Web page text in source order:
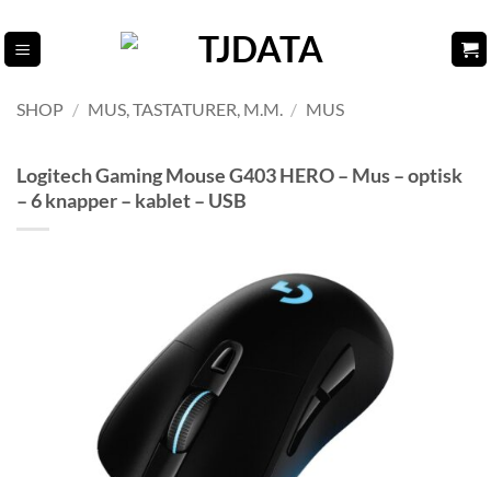
til
indhold
SHOP / MUS, TASTATURER, M.M. / MUS
Logitech Gaming Mouse G403 HERO – Mus – optisk
– 6 knapper – kablet – USB